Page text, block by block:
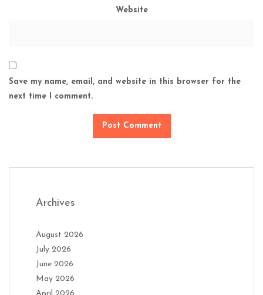
Website
Save my name, email, and website in this browser for the
next time I comment.
Archives
August 2026
July 2026
June 2026
May 2026